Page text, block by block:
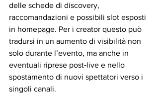
delle schede di discovery,
raccomandazioni e possibili slot esposti
in homepage. Per i creator questo può
tradursi in un aumento di visibilità non
solo durante l’evento, ma anche in
eventuali riprese post‑live e nello
spostamento di nuovi spettatori verso i
singoli canali.